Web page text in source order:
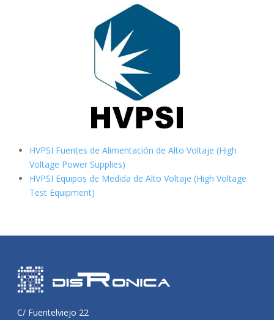
HVPSI Fuentes de Alimentación de Alto Voltaje (High
Voltage Power Supplies)
HVPSI Equipos de Medida de Alto Voltaje (High Voltage
Test Equipment)
C/ Fuentelviejo 22